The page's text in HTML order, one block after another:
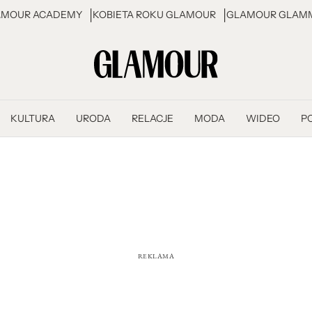
ACADEMY KOBIETA ROKU GLAMOUR GLAMOUR
KULTURA URODA RELACJE MODA WIDEO